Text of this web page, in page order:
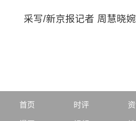
采写/新京报记者 周慧晓婉
首页 时评